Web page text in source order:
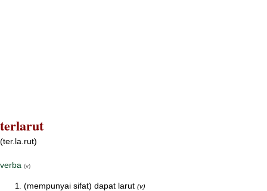
terlarut
(ter.la.rut)
verba (v)
(mempunyai sifat) dapat larut (v)